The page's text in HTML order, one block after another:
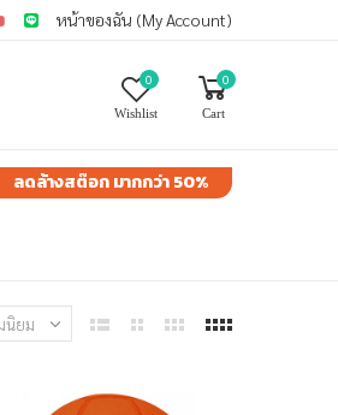
หน้าของฉัน (My Account)
0
Wishlist
0
Cart
ลดล้างสต๊อกมากกว่า 50%